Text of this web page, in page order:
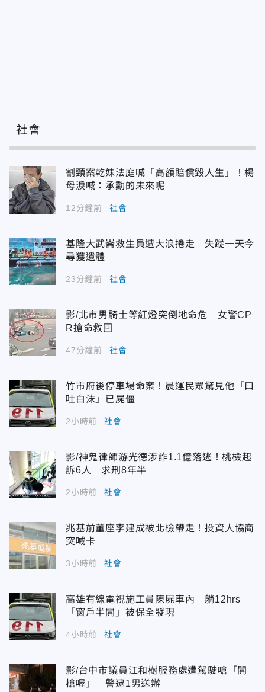
社會
割頸案乾妹法庭喊「高額賠償毀人生」！楊
母淚喊：承勳的未來呢
12分鐘前 社會
基隆大武崙救生員遭大浪捲走 失蹤一天今
尋獲遺體
23分鐘前 社會
影/北市男騎士等紅燈突倒地命危 女警CP
R搶命救回
47分鐘前 社會
竹市府後停車場命案！晨運民眾驚見他「口
吐白沫」已屍僵
2小時前 社會
影/神鬼律師游光德涉詐1.1億落逃！桃檢起
訴6人 求刑8年半
2小時前 社會
兆基前董座李建成被北檢帶走！投資人協商
突喊卡
3小時前 社會
高雄有線電視施工員陳屍車內 躺12hrs
「窗戶半開」被保全發現
4小時前 社會
影/台中市議員江和樹服務處遭駕駛嗆「開
槍喔」 警逮1男送辦